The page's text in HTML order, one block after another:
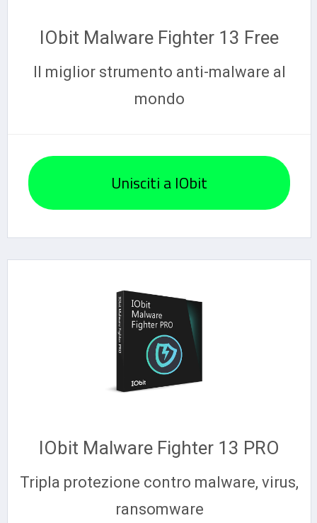
IObit Malware Fighter 13 Free
Il miglior strumento anti-malware al
mondo
Unisciti a IObit
IObit Malware Fighter 13 PRO
Tripla protezione contro malware, virus,
ransomware